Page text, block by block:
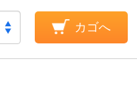
カゴへ